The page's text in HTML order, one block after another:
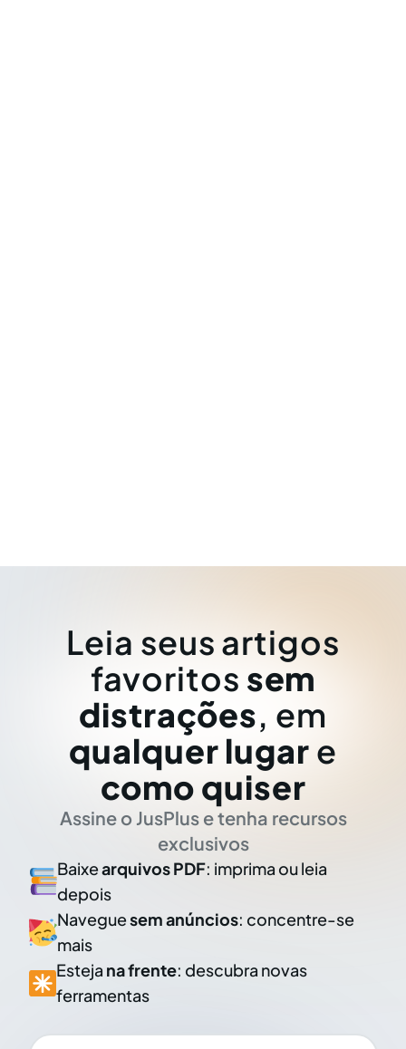
Leia seus artigos
favoritos sem
distrações, em
qualquer lugar e
como quiser
Assine o JusPlus e tenha recursos
exclusivos
Baixearquivos PDF: imprima ou leia
depois
Naveguesem anúncios: concentre-se
mais
Esteja na frente: descubra novas
ferramentas